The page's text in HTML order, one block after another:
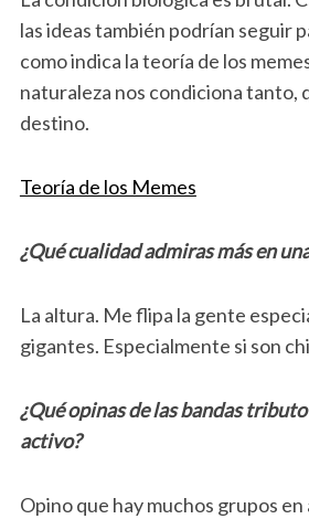
las ideas también podrían seguir
como indica la teoría de los
naturaleza nos condiciona tanto,
destino.
Teoría de los Memes
¿Qué cualidad admiras más en
La altura. Me flipa la gente
gigantes. Especialmente si son
¿Qué opinas de las bandas
activo?
Opino que hay muchos grupos